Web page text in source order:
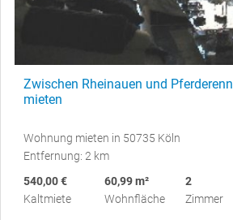
Zwischen Rheinauen und
mieten
Wohnung mieten in 50735 Köln
Entfernung: 2 km
540,00 €
Kaltmiete
60,99 m²
Wohnfläche
2
Zimmer